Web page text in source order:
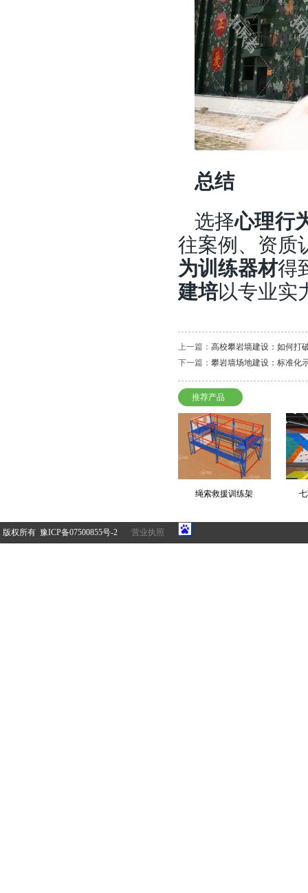
总结
选择心理行
往案例、资质
为训练器材得
建培以专业实
上一篇： 高校攀岩墙建设：如何打
下一篇： 攀岩墙场地建设：标准化
推荐产品
绳索救援训练架
版权所有 豫ICP备07500855号-2 营业执照